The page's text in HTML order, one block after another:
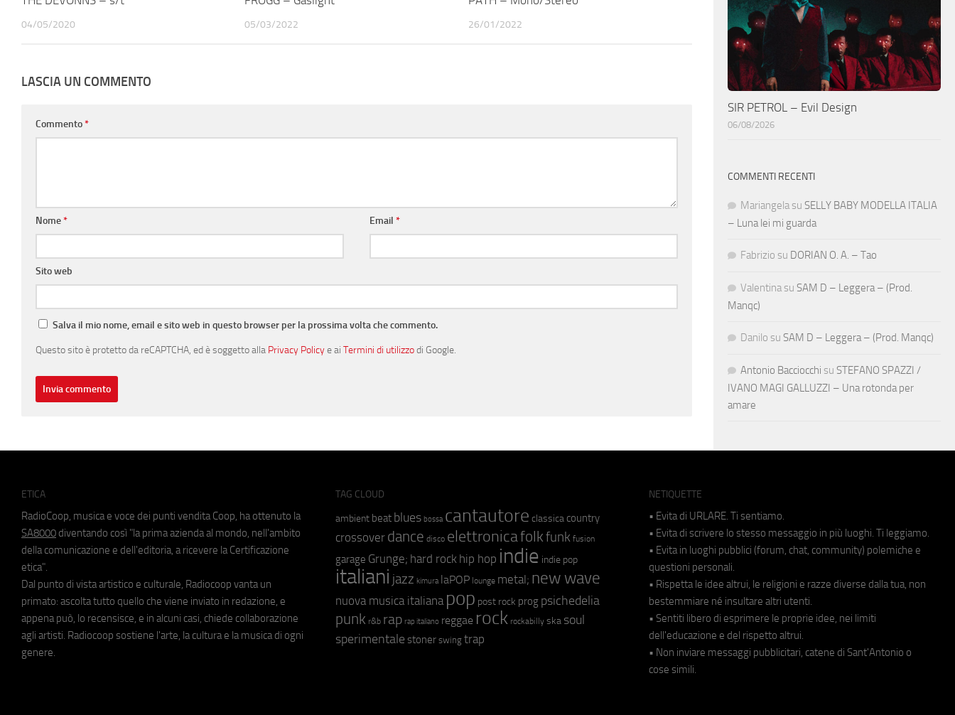
04/05/2020 05/03/2022 26/01/2022
LASCIA UN COMMENTO
Commento*
Nome* Email*
Sito web
Salva il mio nome, email e sito web in questo browser per la prossima volta che commento.
Questo sito è protetto da reCAPTCHA, ed è soggetto alla Privacy Policye ai Termini di utilizzodi Google.
SIR PETROL – Evil Design
06/08/2026
COMMENTI RECENTI
Mariangela su SELLY BABY MODELLA ITALIA
– Luna lei mi guarda
Fabrizio su DORIAN O. A. – Tao
Valentina su SAM D – Leggera – (Prod.
Manqc)
Danilo su SAM D – Leggera – (Prod. Manqc)
Antonio Bacciocchi su STEFANO SPAZZI /
IVANO MAGI GALLUZZI – Una rotonda per
amare
ETICA
RadioCoop, musica e voce dei punti vendita Coop, ha ottenuto la
SA8000 diventando così "la prima azienda al mondo, nell'ambito
della comunicazione e dell'editoria, a ricevere la Certificazione
etica".
Dal punto di vista artistico e culturale, Radiocoop vanta un
primato: ascolta tutto quello che viene inviato in redazione, e
appena può, lo recensisce, e in alcuni casi, chiede collaborazione
agli artisti. Radiocoop sostiene l'arte, la cultura e la musica di ogni
genere.
TAG CLOUD
ambient beat blues bossa cantautore classica country
crossover dance disco elettronicafolkfunk fusion
garage Grunge; hard rock hip hop indie indie pop
italiani jazz kimura laPOP lounge metal; new wave
nuova musica italiana pop post rock prog psichedelia
punk r&b rap rap italiano reggae rock rockabilly ska soul
sperimentale stoner swing trap
NETIQUETTE
• Evita di URLARE. Ti sentiamo.
• Evita di scrivere lo stesso messaggio in più luoghi. Ti leggiamo.
• Evita in luoghi pubblici (forum, chat, community) polemiche e
questioni personali.
• Rispetta le idee altrui, le religioni e razze diverse dalla tua, non
bestemmiare né insultare altri utenti.
• Sentiti libero di esprimere le proprie idee, nei limiti
dell'educazione e del rispetto altrui.
• Non inviare messaggi pubblicitari, catene di Sant'Antonio o
cose simili.